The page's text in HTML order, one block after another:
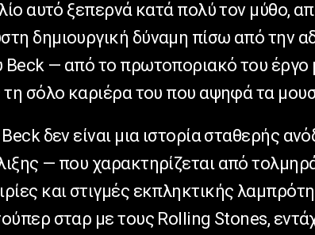
αυτό ξεπερνά κατά πολύ τον μύθο,
δημιουργική δύναμη πίσω από την
Beck — από το πρωτοποριακό του έργο
σόλο καριέρα του που αψηφά τα
Beck δεν είναι μια ιστορία σταθερής
— που χαρακτηρίζεται από
και στιγμές εκπληκτικής
σταρ με τους Rolling Stones,